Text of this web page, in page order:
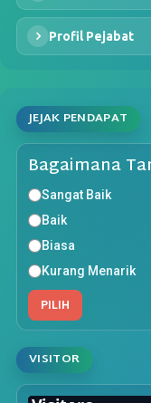
Profil Pejabat
JEJAK PENDAPAT
Bagaimana
Sangat Baik
Baik
Biasa
Kurang Menarik
PILIH
VISITOR